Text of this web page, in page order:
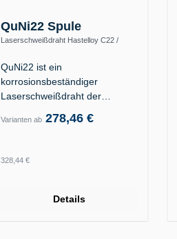
QuNi22 Spule
Laserschweißdraht Hastelloy C22 /
QuNi22 ist ein
korrosionsbeständiger
Laserschweißdraht der
Varianten ab 278,46 €
Regulärer Preis:
328,44 €
Details